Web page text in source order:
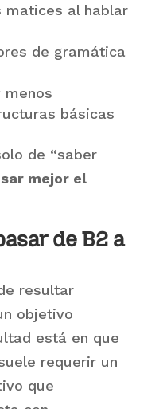
matices al hablar
de gramática
menos
básicas
de “saber
mejor el
de B2 a
resultar
objetivo
está en que
requerir un
que